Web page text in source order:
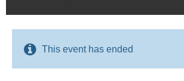
This event has ended